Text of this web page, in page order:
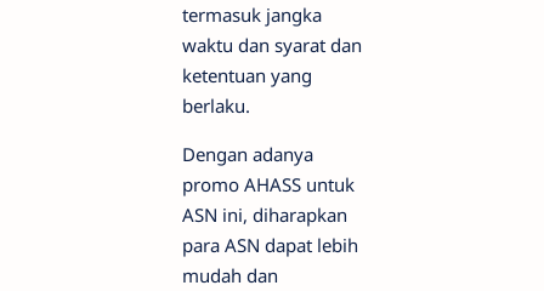
termasuk jangka
waktu dan syarat dan
ketentuan yang
berlaku.
Dengan adanya
promo AHASS untuk
ASN ini, diharapkan
para ASN dapat lebih
mudah dan